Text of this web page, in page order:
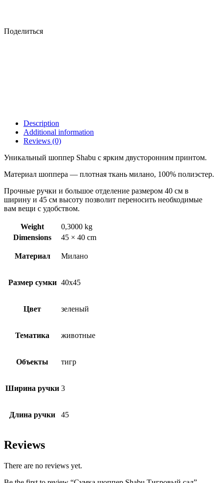
Поделиться
Description
Additional information
Reviews (0)
Уникальный шоппер Shabu с ярким двусторонним принтом.
Материал шоппера — плотная ткань милано, 100% полиэстер.
Прочные ручки и большое отделение размером 40 см в
ширину и 45 см высоту позволит переносить необходимые
вам вещи с удобством.
Weight
0,3000 kg
Dimensions
45 × 40 cm
Материал Милано
Размер сумки 40х45
Цвет зеленый
Тематика животные
Объекты тигр
Ширина ручки 3
Длина ручки 45
Reviews
There are no reviews yet.